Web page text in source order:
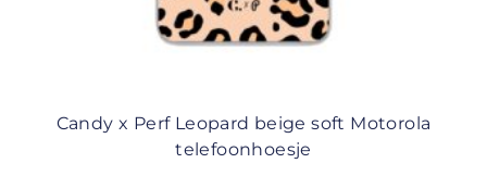
Candy x Perf Leopard beige soft Motorola
telefoonhoesje